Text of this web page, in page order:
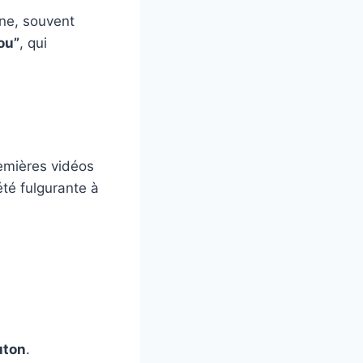
souvent
, qui
vidéos
fulgurante à
.